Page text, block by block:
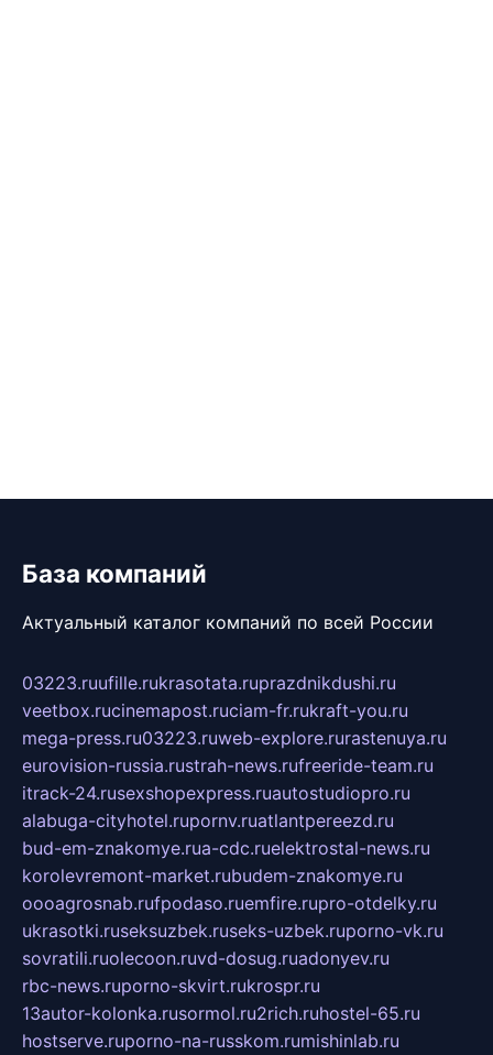
База компаний
Актуальный каталог компаний по всей России
03223.ruufille.rukrasotata.ruprazdnikdushi.ru
veetbox.rucinemapost.ruciam-fr.rukraft-you.ru
mega-press.ru03223.ruweb-explore.rurastenuya.ru
eurovision-russia.rustrah-news.rufreeride-team.ru
itrack-24.rusexshopexpress.ruautostudiopro.ru
alabuga-cityhotel.rupornv.ruatlantpereezd.ru
bud-em-znakomye.rua-cdc.ruelektrostal-news.ru
korolevremont-market.rubudem-znakomye.ru
oooagrosnab.rufpodaso.ruemfire.rupro-otdelky.ru
ukrasotki.ruseksuzbek.ruseks-uzbek.ruporno-vk.ru
sovratili.ruolecoon.ruvd-dosug.ruadonyev.ru
rbc-news.ruporno-skvirt.rukrospr.ru
13autor-kolonka.rusormol.ru2rich.ruhostel-65.ru
hostserve.ruporno-na-russkom.rumishinlab.ru